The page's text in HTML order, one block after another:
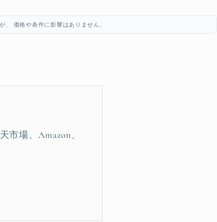
価格や条件に影響はありません。
場、Amazon、